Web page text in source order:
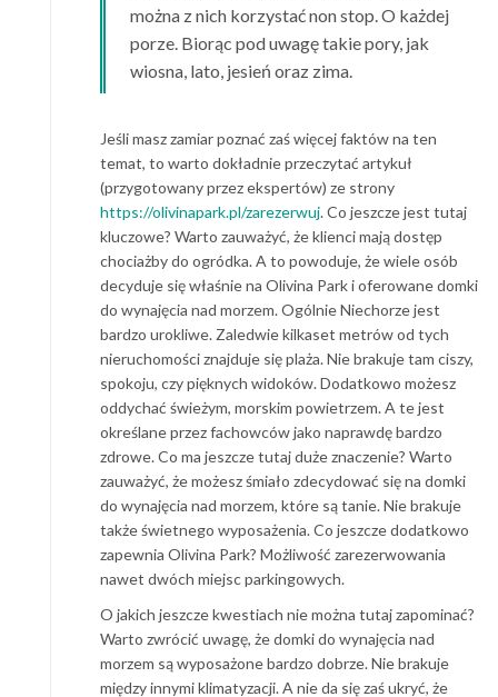
można z nich korzystać non stop. O każdej
porze. Biorąc pod uwagę takie pory, jak
wiosna, lato, jesień oraz zima.
Jeśli masz zamiar poznać zaś więcej faktów na ten
temat, to warto dokładnie przeczytać artykuł
(przygotowany przez ekspertów) ze strony
https://olivinapark.pl/zarezerwuj. Co jeszcze jest tutaj
kluczowe? Warto zauważyć, że klienci mają dostęp
chociażby do ogródka. A to powoduje, że wiele osób
decyduje się właśnie na Olivina Park i oferowane domki
do wynajęcia nad morzem. Ogólnie Niechorze jest
bardzo urokliwe. Zaledwie kilkaset metrów od tych
nieruchomości znajduje się plaża. Nie brakuje tam ciszy,
spokoju, czy pięknych widoków. Dodatkowo możesz
oddychać świeżym, morskim powietrzem. A te jest
określane przez fachowców jako naprawdę bardzo
zdrowe. Co ma jeszcze tutaj duże znaczenie? Warto
zauważyć, że możesz śmiało zdecydować się na domki
do wynajęcia nad morzem, które są tanie. Nie brakuje
także świetnego wyposażenia. Co jeszcze dodatkowo
zapewnia Olivina Park? Możliwość zarezerwowania
nawet dwóch miejsc parkingowych.
O jakich jeszcze kwestiach nie można tutaj zapominać?
Warto zwrócić uwagę, że domki do wynajęcia nad
morzem są wyposażone bardzo dobrze. Nie brakuje
między innymi klimatyzacji. A nie da się zaś ukryć, że